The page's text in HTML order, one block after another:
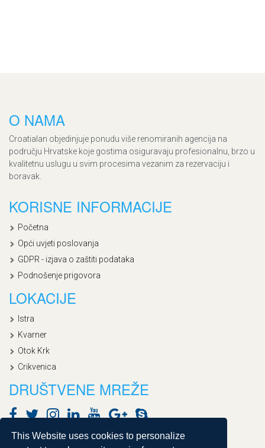
This Website uses cookies to personalize
O NAMA
Croatialan objedinjuje ponudu više renomiranih agencija na
području Hrvatske koje gostima osiguravaju profesionalnu, brzo u
kvalitetnu uslugu u svim procesima vezanim za rezervaciju i
boravak.
KORISNE INFORMACIJE
Početna
Opći uvjeti poslovanja
GDPR - izjava o zaštiti podataka
Podnošenje prigovora
LOKACIJE
Istra
Kvarner
Otok Krk
Crikvenica
DRUŠTVENE MREŽE